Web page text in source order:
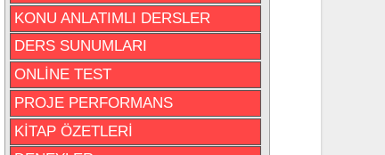
KONU ANLATIMLI DERSLER
DERS SUNUMLARI
ONLİNE TEST
PROJE PERFORMANS
KİTAP ÖZETLERİ